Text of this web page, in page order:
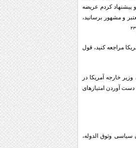
پیشنهاد کردم عریضه
و مشهور برسانید،
۲۳
مراجعه کنید، قول
خارجه آمریکا در
دست آوردن امتیازهای
وثوق الدوله،